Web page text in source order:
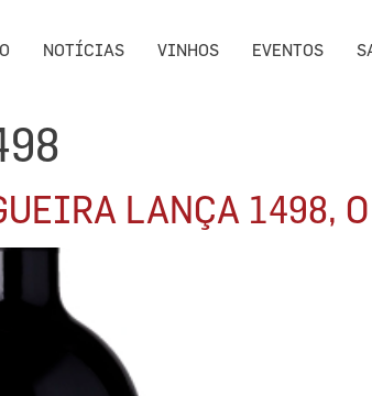
NOTÍCIAS VINHOS EVENTOS
LANÇA 1498, O